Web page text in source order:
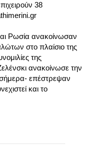
38
Ρωσία ανακοίνωσαν
στο πλαίσιο της
της
ανακοίνωσε την
σήμερα- επέστρεψαν
και το